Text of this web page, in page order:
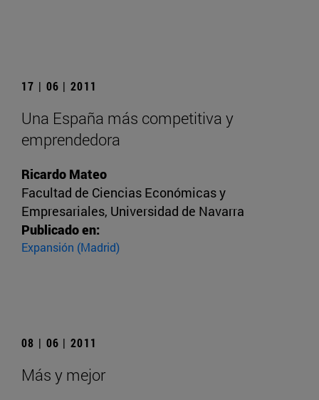
17 | 06 | 2011
Una España más competitiva y
emprendedora
Ricardo Mateo
Facultad de Ciencias Económicas y
Empresariales, Universidad de Navarra
Publicado en:
Expansión (Madrid)
08 | 06 | 2011
Más y mejor